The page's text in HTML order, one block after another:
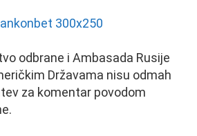
odbrane i Ambasada Rusije
Državama nisu odmah
za komentar povodom